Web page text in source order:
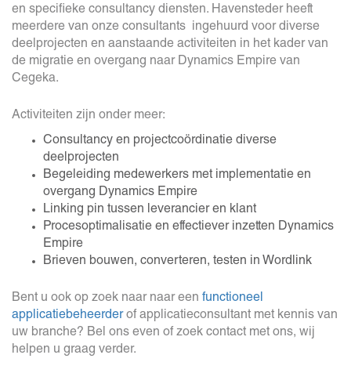
en specifieke consultancy diensten. Havensteder heeft
meerdere van onze consultants ingehuurd voor diverse
deelprojecten en aanstaande activiteiten in het kader van
de migratie en overgang naar Dynamics Empire van
Cegeka.
Activiteiten zijn onder meer:
Consultancy en projectcoördinatie diverse
deelprojecten
Begeleiding medewerkers met implementatie en
overgang Dynamics Empire
Linking pin tussen leverancier en klant
Procesoptimalisatie en effectiever inzetten Dynamics
Empire
Brieven bouwen, converteren, testen in Wordlink
Bent u ook op zoek naar naar een functioneel
applicatiebeheerderof applicatieconsultant met kennis van
uw branche? Bel ons even of zoek contact met ons, wij
helpen u graag verder.